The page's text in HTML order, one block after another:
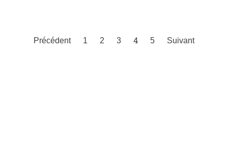
Précédent 1 2 3 4 5 Suivant